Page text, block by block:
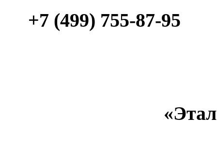
+7 (499) 755-87-95